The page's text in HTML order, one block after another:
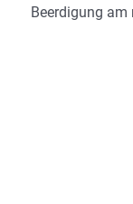
Beerdigung am